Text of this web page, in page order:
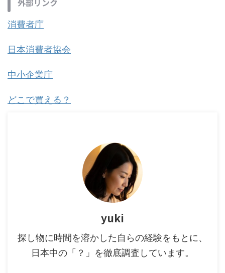
外部リンク
消費者庁
日本消費者協会
中小企業庁
どこで買える？
yuki
探し物に時間を溶かした自らの経験をもとに、
日本中の「？」を徹底調査しています。